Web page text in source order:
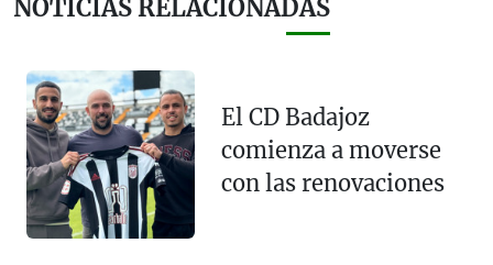
NOTICIAS RELACIONADAS
El CD Badajoz
comienza a moverse
con las renovaciones